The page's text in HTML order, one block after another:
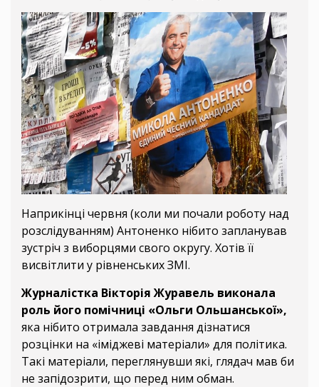
Наприкінці червня (коли ми почали роботу над
розслідуванням) Антоненко нібито запланував
зустріч з виборцями свого округу. Хотів її
висвітлити у рівненських ЗМІ.
Журналістка Вікторія Журавель виконала
роль його помічниці «Ольги Ольшанської»,
яка нібито отримала завдання дізнатися
розцінки на «іміджеві матеріали» для політика.
Такі матеріали, переглянувши які, глядач мав би
не запідозрити, що перед ним обман.